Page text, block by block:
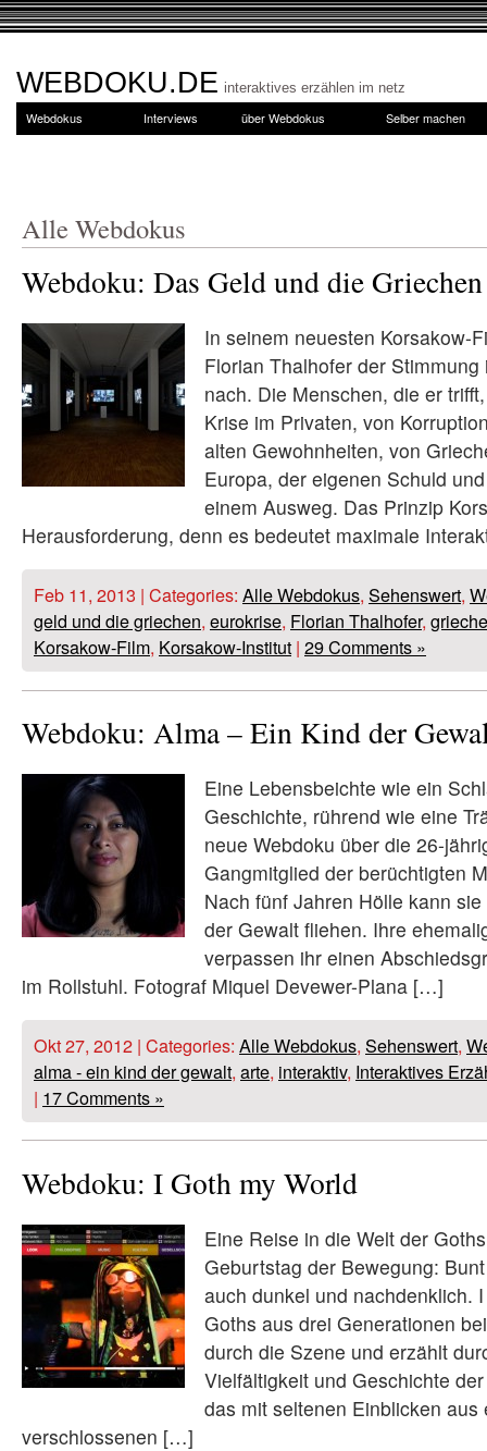
WEBDOKU.DE interaktives erzählen im netz
Webdokus Interviews über Webdokus Selber machen
Alle Webdokus
Webdoku: Das Geld und die Griechen
In seinem neuesten Korsakow-
Florian Thalhofer der
nach. Die Menschen, die er
Krise im Privaten, von
alten Gewohnheiten, von
Europa, der eigenen Schuld
einem Ausweg. Das Prinzip
Herausforderung, denn es bedeutet maximale
Feb 11, 2013 | Categories: Alle Webdokus, Sehenswert,
geld und die griechen, eurokrise, Florian Thalhofer,
Korsakow-Film, Korsakow-Institut | 29 Comments »
Webdoku: Alma – Ein Kind der
Eine Lebensbeichte wie ein
Geschichte, rührend wie eine
neue Webdoku über die 26-
Gangmitglied der berüchtigten
Nach fünf Jahren Hölle kann
der Gewalt fliehen. Ihre
verpassen ihr einen
im Rollstuhl. Fotograf Miquel Devewer-Plana […]
Okt 27, 2012 | Categories: Alle Webdokus, Sehenswert,
alma - ein kind der gewalt, arte, interaktiv, Interaktives
| 17 Comments »
Webdoku: I Goth my World
Eine Reise in die Welt der
Geburtstag der Bewegung:
auch dunkel und nachdenklich.
Goths aus drei Generationen
durch die Szene und erzählt
Vielfältigkeit und Geschichte
das mit seltenen Einblicken aus
verschlossenen […]